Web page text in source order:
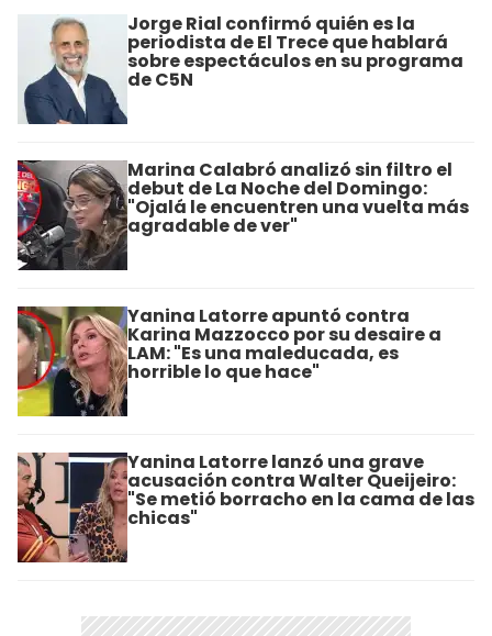
Jorge Rial confirmó quién es la
periodista de El Trece que hablará
sobre espectáculos en su programa
de C5N
Marina Calabró analizó sin filtro el
debut de La Noche del Domingo:
"Ojalá le encuentren una vuelta más
agradable de ver"
Yanina Latorre apuntó contra
Karina Mazzocco por su desaire a
LAM: "Es una maleducada, es
horrible lo que hace"
Yanina Latorre lanzó una grave
acusación contra Walter Queijeiro:
"Se metió borracho en la cama de las
chicas"